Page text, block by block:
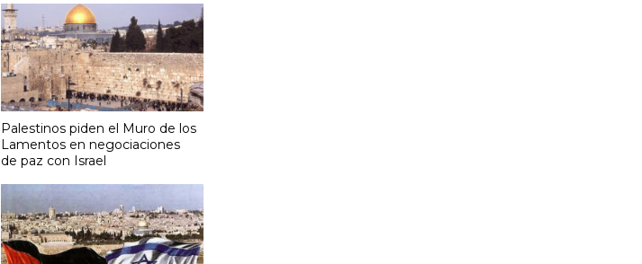
Palestinos piden el Muro de los
Lamentos en negociaciones
de paz con Israel